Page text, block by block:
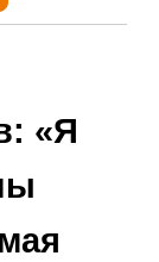
«Я